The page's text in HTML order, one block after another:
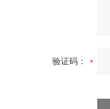
验证码：